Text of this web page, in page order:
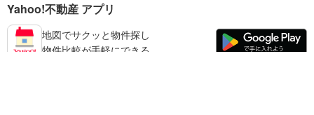
Yahoo!不動産 アプリ
地図でサクッと物件探し
物件比較が手軽にできる